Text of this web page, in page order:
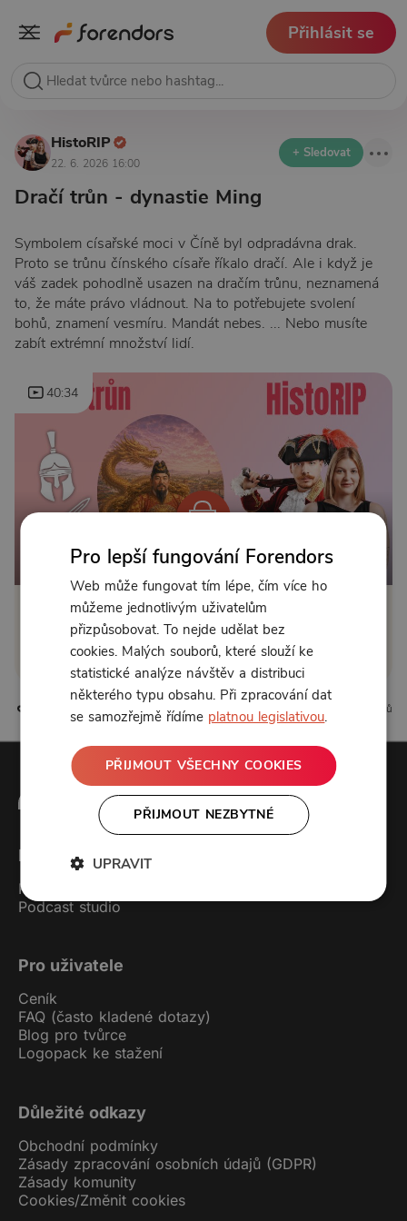
Přihlásit se
HistoRIP
22. 6. 2026 16:00
+ Sledovat
Dračí trůn - dynastie Ming
Symbolem císařské moci v Číně byl odpradávna drak.
Proto se trůnu čínského císaře říkalo dračí. Ale i když je
váš zadek pohodlně usazen na dračím trůnu, neznamená
to, že máte právo vládnout. Na to potřebujete svolení
bohů, znamení vesmíru. Mandát nebes. ... Nebo musíte
zabít extrémní množství lidí.
40:34
Od 150 Kč měsíčně
Klikněte pro odemčení
nebo sepřihlaste
39 líbí 6 komentářů
Forendors
Kontakt
Podcast studio
Pro uživatele
Ceník
FAQ (často kladené dotazy)
Blog pro tvůrce
Logopack ke stažení
Důležité odkazy
Obchodní podmínky
Zásady zpracování osobních údajů (GDPR)
Zásady komunity
Cookies/Změnit cookies
Pro lepší fungování Forendors
Web může fungovat tím lépe, čím více ho
můžeme jednotlivým uživatelům
přizpůsobovat. To nejde udělat bez
cookies. Malých souborů, které slouží ke
statistické analýze návštěv a distribuci
některého typu obsahu. Při zpracování dat
se samozřejmě řídíme platnou legislativou.
PŘIJMOUT VŠECHNY COOKIES
PŘIJMOUT NEZBYTNÉ
UPRAVIT